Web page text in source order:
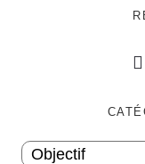
Objectif